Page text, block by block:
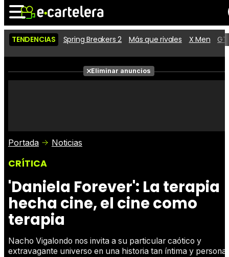
Noticias Cartelera
Películas
Críticas
TENDENCIAS Spring Breakers 2 Más que rivales X Men
Eliminar anuncios
Portada Noticias
CRÍTICA
'Daniela Forever': La terapia
hecha cine, el cine como
terapia
Nacho Vigalondo nos invita a su particular caótico y
extravagante universo en una historia tan íntima y personal